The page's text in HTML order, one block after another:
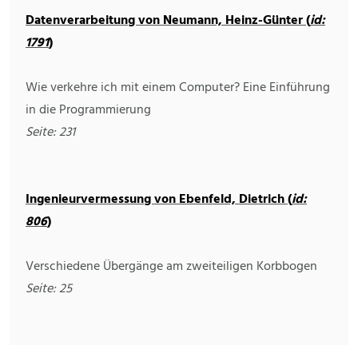
Datenverarbeitung von Neumann, Heinz-Günter (id:
1791)
Wie verkehre ich mit einem Computer? Eine Einführung
in die Programmierung
Seite: 231
Ingenieurvermessung von Ebenfeld, Dietrich (id:
806)
Verschiedene Übergänge am zweiteiligen Korbbogen
Seite: 25